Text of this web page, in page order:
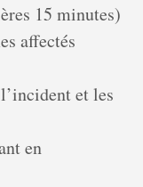
15 minutes)
affectés
et les
en